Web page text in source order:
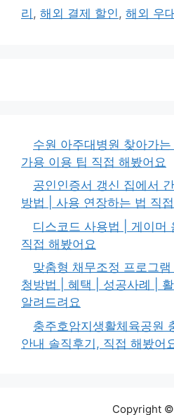
리 , 해외 결제 할인 , 해외 우
수원 아주대병원 찾아가
가용 이용 팁 직접 해봤어요
공인인증서 갱신 집에서
방법 | 사용 연장하는 법 직
디스코드 사용법 | 게이머
직접 해봤어요
맞춤형 채무조정 프로그
청방법 | 혜택 | 성공사례 |
알려드려요
충주호암지생활체육공원
안내 솔직후기, 직접 해봤어
Copyright